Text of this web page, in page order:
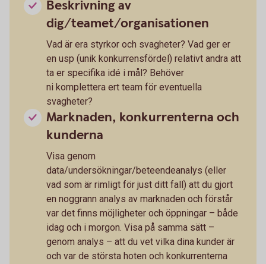
Beskrivning av
dig/teamet/organisationen
Vad är era styrkor och svagheter? Vad ger er
en usp (unik konkurrensfördel) relativt andra att
ta er specifika idé i mål? Behöver
ni komplettera ert team för eventuella
svagheter?
Marknaden, konkurrenterna och
kunderna
Visa genom
data/undersökningar/beteendeanalys (eller
vad som är rimligt för just ditt fall) att du gjort
en noggrann analys av marknaden och förstår
var det finns möjligheter och öppningar – både
idag och i morgon. Visa på samma sätt –
genom analys – att du vet vilka dina kunder är
och var de största hoten och konkurrenterna